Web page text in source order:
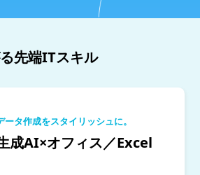
先端ITスキル
ータ作成をスタイリッシュに。
成AI×オフィス／Excel